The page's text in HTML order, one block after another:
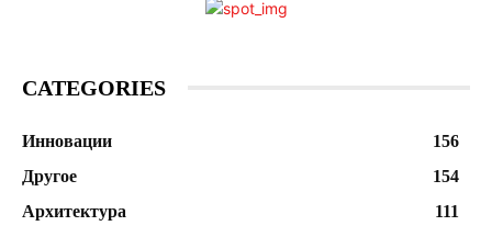
CATEGORIES
Инновации
156
Другое
154
Архитектура
111